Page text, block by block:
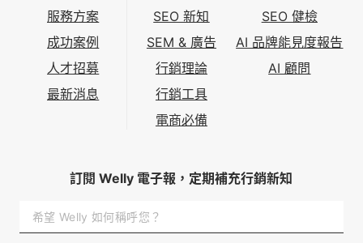
服務方案
成功案例
人才招募
最新消息
SEO 新知
SEM & 廣告
行銷理論
行銷工具
電商必備
SEO 健檢
AI 品牌能見度報告
AI 顧問
訂閱 Welly 電子報，定期補充行銷新知